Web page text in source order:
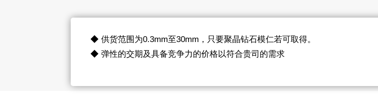
◆ 供货范围为0.3mm至30mm，只要聚晶钻石模仁若可取得。
◆ 弹性的交期及具备竞争力的价格以符合贵司的需求